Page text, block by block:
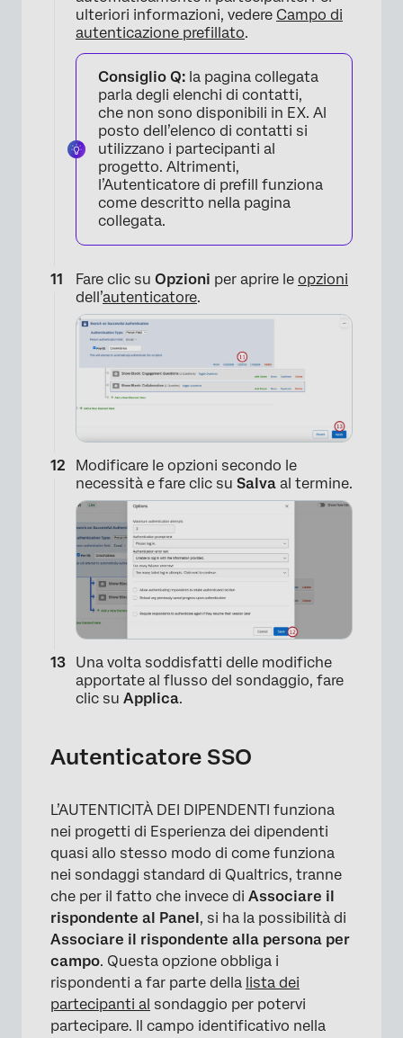
×
ulteriori informazioni, vedere Campo di
autenticazione prefillato.
Consiglio Q: la pagina collegata
parla degli elenchi di contatti,
che non sono disponibili in EX. Al
posto dell’elenco di contatti si
utilizzano i partecipanti al
progetto. Altrimenti,
l’Autenticatore di prefill funziona
come descritto nella pagina
collegata.
Fare clic su Opzioni per aprire le opzioni
dell’autenticatore.
Modificare le opzioni secondo le
necessità e fare clic su Salva al termine.
Una volta soddisfatti delle modifiche
apportate al flusso del sondaggio, fare
clic su Applica.
Autenticatore SSO
L’AUTENTICITÀ DEI DIPENDENTI funziona
nei progetti di Esperienza dei dipendenti
quasi allo stesso modo di come funziona
nei sondaggi standard di Qualtrics, tranne
che per il fatto che invece di Associare il
rispondente al Panel , si ha la possibilità di
Associare il rispondente alla persona per
campo. Questa opzione obbliga i
rispondenti a far parte della lista dei
partecipanti al sondaggio per potervi
partecipare. Il campo identificativo nella